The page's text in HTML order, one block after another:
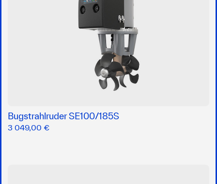
Bugstrahlruder SE100/185S
3 049,00 €